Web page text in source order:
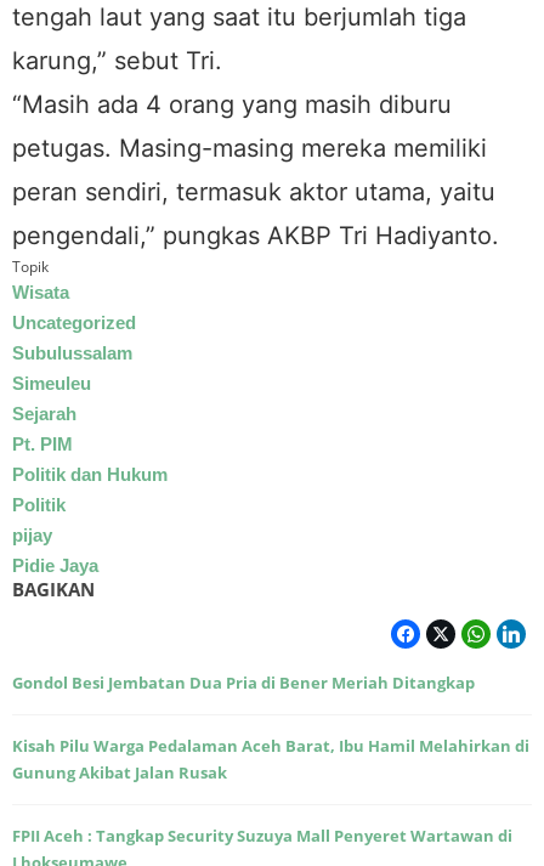
tengah laut yang saat itu berjumlah tiga
karung,” sebut Tri.
“Masih ada 4 orang yang masih diburu
petugas. Masing-masing mereka memiliki
peran sendiri, termasuk aktor utama, yaitu
pengendali,” pungkas AKBP Tri Hadiyanto.
Topik
Wisata
Uncategorized
Subulussalam
Simeuleu
Sejarah
Pt. PIM
Politik dan Hukum
Politik
pijay
Pidie Jaya
BAGIKAN
Gondol Besi Jembatan Dua Pria di Bener Meriah Ditangkap
Kisah Pilu Warga Pedalaman Aceh Barat, Ibu Hamil Melahirkan di
Gunung Akibat Jalan Rusak
FPII Aceh : Tangkap Security Suzuya Mall Penyeret Wartawan di